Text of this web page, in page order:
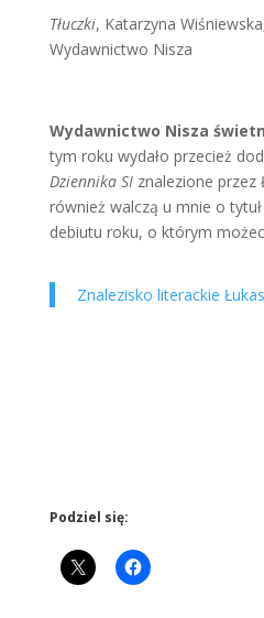
Tłuczki, Katarzyna
Wydawnictwo Nisza
Wydawnictwo Nisza
tym roku wydało przecież
Dziennika SIznalezione przez
również walczą u mnie o
debiutu roku, o którym
Znalezisko literackie
Podziel się: